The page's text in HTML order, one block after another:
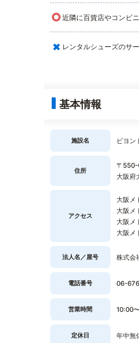
○近隣に百貨店やコンビ
× レンタルシューズのサ
基本情報
施設名 ビヨン
住所
〒550-
大阪府
アクセス
大阪メ
大阪メ
大阪メ
大阪メ
法人名／屋号 株式会
電話番号 06-
営業時間 10:00
定休日 年中無